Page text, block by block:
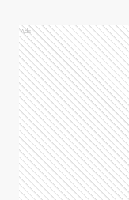
Ads